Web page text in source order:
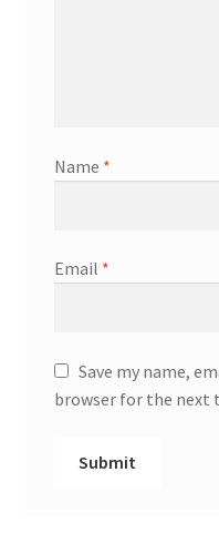
Name *
Email *
Save my name,
browser for the next